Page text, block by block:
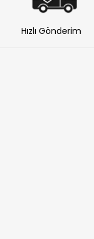
Hızlı Gönderim